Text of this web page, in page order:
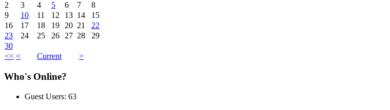
<< < Current >
2
3 4 5 6 7
8
9
10 11 12 13 14
15
16
17 18 19 20 21
22
23
24 25 26 27 28
29
30
Who's Online?
Guest Users: 63